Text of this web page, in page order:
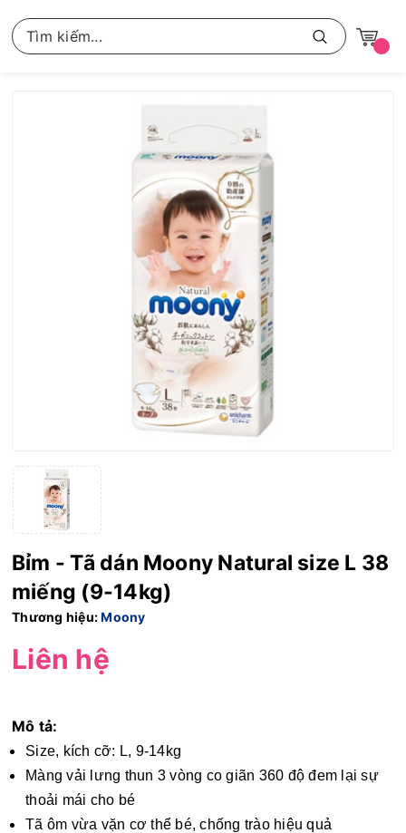
Bỉm - Tã dán Moony Natural size L 38
miếng (9-14kg)
Thương hiệu:Moony
Liên hệ
Mô tả:
Size, kích cỡ: L, 9-14kg
Màng vải lưng thun 3 vòng co giãn 360 độ đem lại sự
thoải mái cho bé
Tã ôm vừa vặn cơ thể bé, chống trào hiệu quả